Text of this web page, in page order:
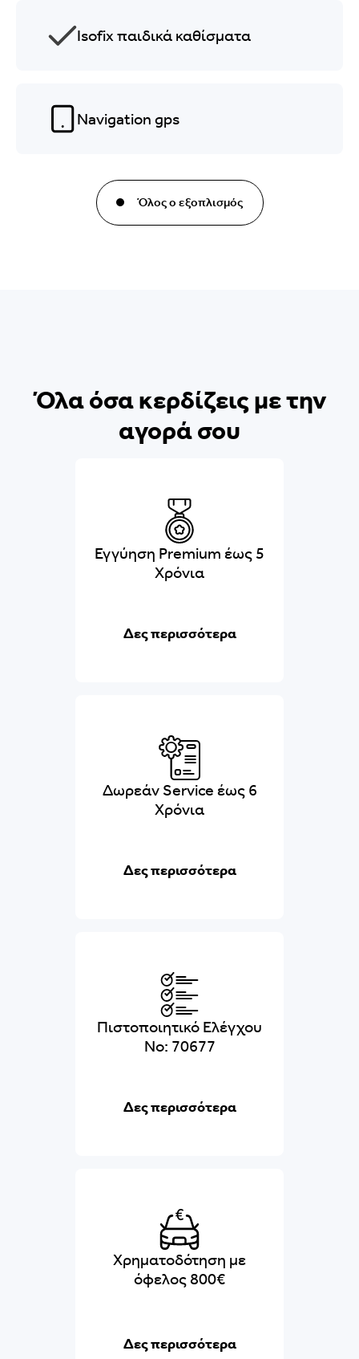
Isofix παιδικά καθίσματα
Navigation gps
Όλος ο εξοπλισμός
Όλα όσα κερδίζεις με την
αγορά σου
Εγγύηση Premium έως 5
Χρόνια
Δες περισσότερα
Δωρεάν Service έως 6
Χρόνια
Δες περισσότερα
Πιστοποιητικό Ελέγχου
No: 70677
Δες περισσότερα
Χρηματοδότηση με
όφελος 800€
Δες περισσότερα